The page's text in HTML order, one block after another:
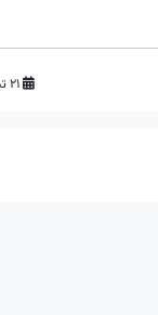
۲۱ تیر ۱۴۰۴